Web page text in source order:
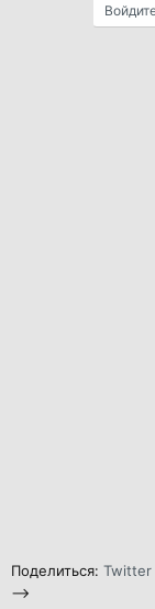
Поделиться: Twitter
-->